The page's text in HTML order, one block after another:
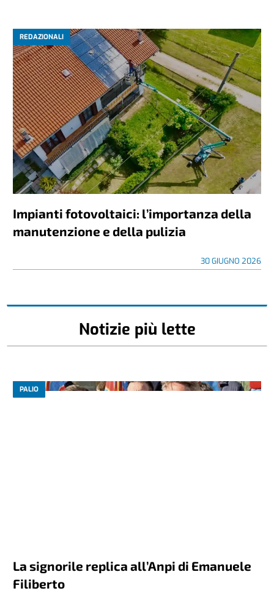
REDAZIONALI
Impianti fotovoltaici: l’importanza della
manutenzione e della pulizia
30 GIUGNO 2026
Notizie più lette
PALIO
La signorile replica all’Anpi di Emanuele
Filiberto